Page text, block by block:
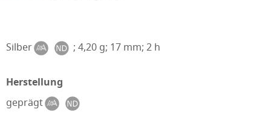
Silber ; 4,20 g; 17 mm; 2 h
Herstellung
geprägt